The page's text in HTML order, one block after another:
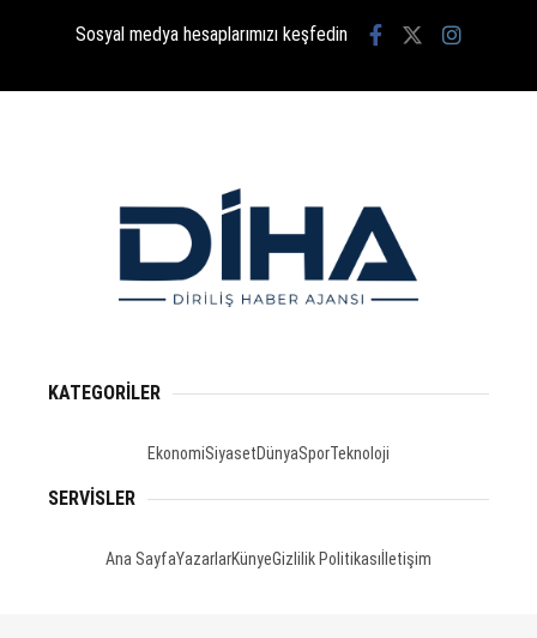
Sosyal medya hesaplarımızı keşfedin
KATEGORİLER
EkonomiSiyasetDünyaSporTeknoloji
SERVİSLER
Ana SayfaYazarlarKünyeGizlilik Politikası İletişim